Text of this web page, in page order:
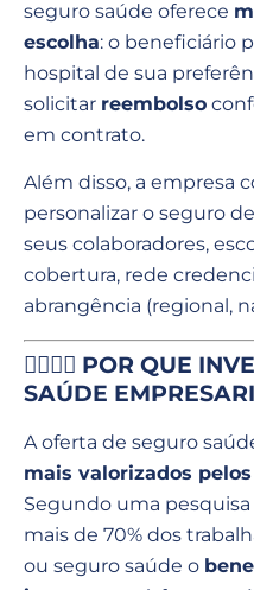
seguro saúde oferece
escolha: o beneficiário
hospital de sua
solicitar reembolso
em contrato.
Além disso, a empresa
personalizar o seguro
seus colaboradores,
cobertura, rede
abrangência (regional,
🧍‍♀️🧍‍♂️ POR QUE
SAÚDE
A oferta de seguro
mais valorizados
Segundo uma pesquisa
mais de 70% dos
ou seguro saúde o